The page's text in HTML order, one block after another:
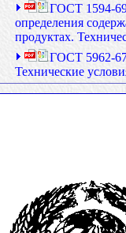
ГОСТ 1594-69
определения
продуктах.
ГОСТ 5962-
Технические